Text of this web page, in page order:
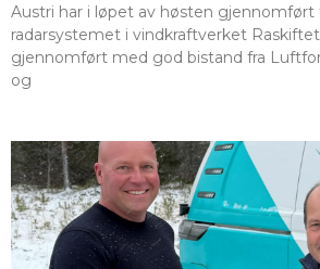
Austri har i løpet av høsten
radarsystemet i vindkraftverket
gjennomført med god bistand fra
og